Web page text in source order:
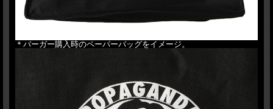
＊バーガー購入時のペーパーバッグをイメージ。